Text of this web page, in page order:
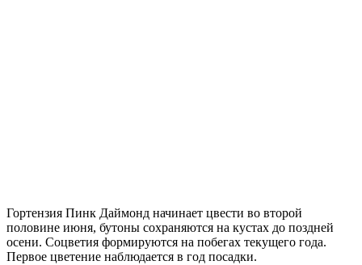
Гортензия Пинк Даймонд начинает цвести во второй
половине июня, бутоны сохраняются на кустах до поздней
осени. Соцветия формируются на побегах текущего года.
Первое цветение наблюдается в год посадки.